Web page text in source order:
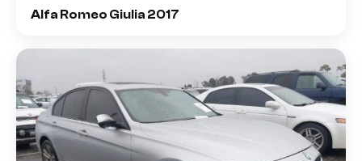
Alfa Romeo Giulia 2017